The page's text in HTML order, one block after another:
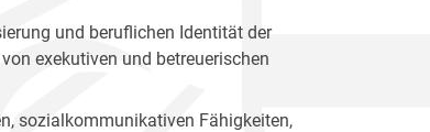
und beruflichen Identität der
exekutiven und betreuerischen
sozialkommunikativen Fähigkeiten,